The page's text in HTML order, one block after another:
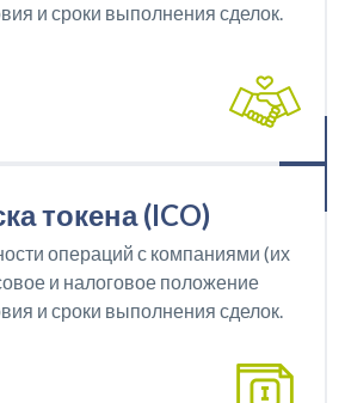
и сроки выполнения сделок.
токена (ICO)
операций с компаниями (их
и налоговое положение
и сроки выполнения сделок.